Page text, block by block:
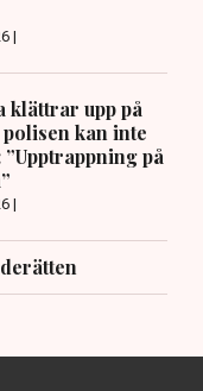
|
klättrar upp på
kan inte
”Upptrappning på
|